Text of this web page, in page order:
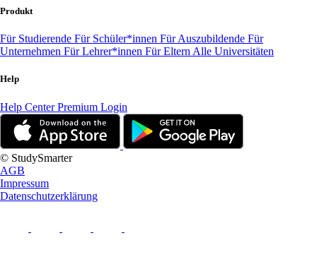
Produkt
Für Studierende Für Schüler*innen Für Auszubildende Für
Unternehmen Für Lehrer*innen Für Eltern Alle Universitäten
Help
Help CenterPremium Login
© StudySmarter
AGB
Impressum
Datenschutzerklärung